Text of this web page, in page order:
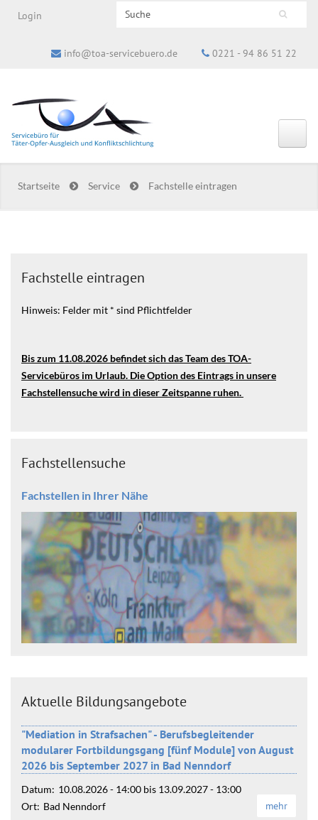
Login Suchformular
Search this site
info@toa-servicebuero.de 0221 - 94 86 51 22
Startseite Service Fachstelle eintragen
Fachstelle eintragen
Hinweis: Felder mit * sind Pflichtfelder
Bis zum 11.08.2026 befindet sich das Team des TOA-
Servicebüros im Urlaub. Die Option des Eintrags in unsere
Fachstellensuche wird in dieser Zeitspanne ruhen.
Fachstellensuche
Fachstellen in Ihrer Nähe
Aktuelle Bildungsangebote
"Mediation in Strafsachen" - Berufsbegleitender
modularer Fortbildungsgang [fünf Module] von August
2026 bis September 2027 in Bad Nenndorf
Datum: 10.08.2026 - 14:00 bis 13.09.2027 - 13:00
Ort: Bad Nenndorf mehr